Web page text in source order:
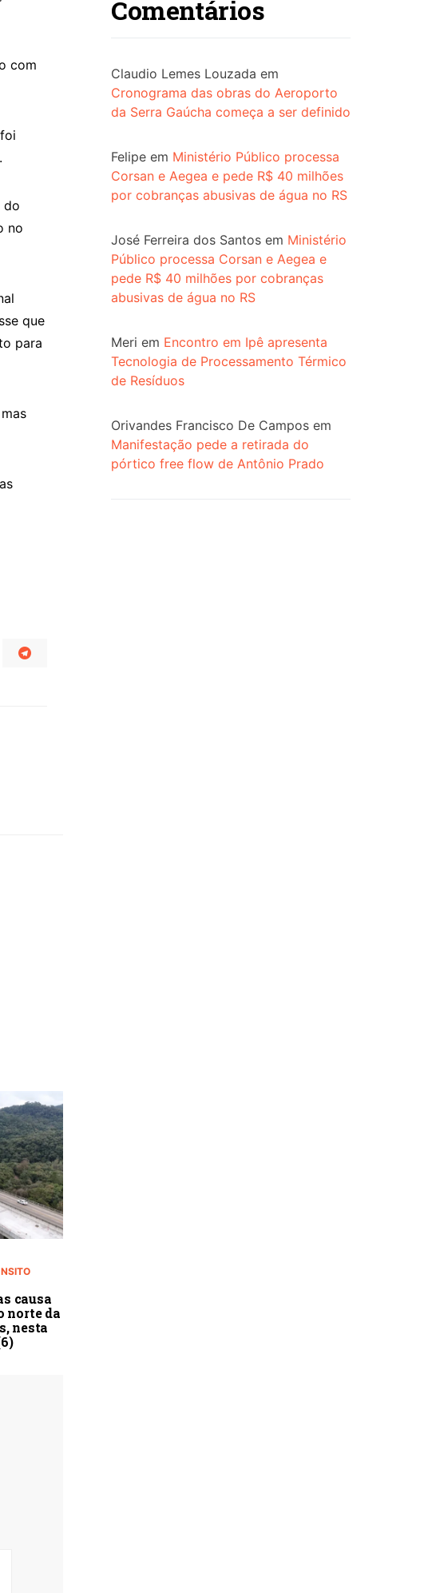
com
do
no
que
para
causa
norte da
nesta
Comentários
Claudio Lemes Louzada em
Cronograma das obras do Aeroporto
da Serra Gaúcha começa a ser definido
Felipe em Ministério Público processa
Corsan e Aegea e pede R$ 40 milhões
por cobranças abusivas de água no RS
José Ferreira dos Santos em Ministério
Público processa Corsan e Aegea e
pede R$ 40 milhões por cobranças
abusivas de água no RS
Meri em Encontro em Ipê apresenta
Tecnologia de Processamento Térmico
de Resíduos
Orivandes Francisco De Campos em
Manifestação pede a retirada do
pórtico free flow de Antônio Prado